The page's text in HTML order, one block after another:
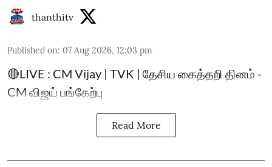
thanthitv
Published on: 07 Aug 2026, 12:03 pm
🔴LIVE : CM Vijay | TVK | தேசிய கைத்தறி தினம் -
CM விஜய் பங்கேற்பு
Read More